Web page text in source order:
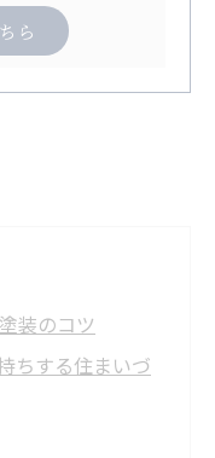
ら
装のコツ
ちする住まいづ
から家を守る方